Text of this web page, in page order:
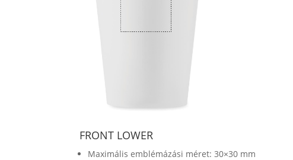
FRONT LOWER
Maximális emblémázási méret: 30×30 mm